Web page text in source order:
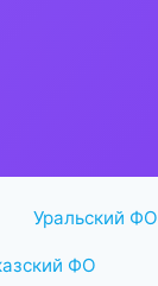
Уральский ФО
ФО